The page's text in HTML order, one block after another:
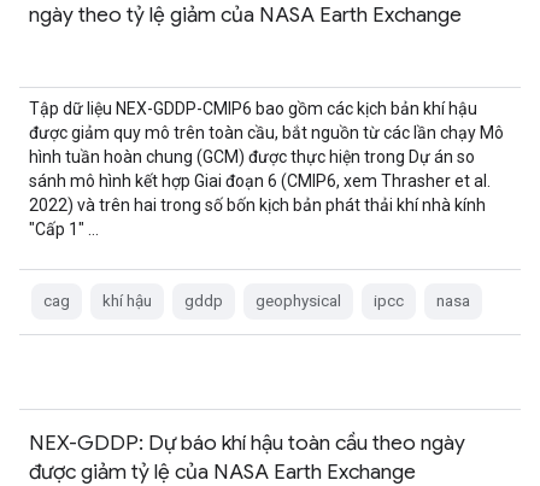
ngày theo tỷ lệ giảm của NASA Earth Exchange
Tập dữ liệu NEX-GDDP-CMIP6 bao gồm các kịch bản khí hậu
được giảm quy mô trên toàn cầu, bắt nguồn từ các lần chạy Mô
hình tuần hoàn chung (GCM) được thực hiện trong Dự án so
sánh mô hình kết hợp Giai đoạn 6 (CMIP6, xem Thrasher et al.
2022) và trên hai trong số bốn kịch bản phát thải khí nhà kính
"Cấp 1" …
cag khí hậu gddp geophysical ipcc nasa
NEX-GDDP: Dự báo khí hậu toàn cầu theo ngày
được giảm tỷ lệ của NASA Earth Exchange